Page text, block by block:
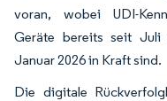
voran, wobei UDI-
Geräte bereits seit Juli
Januar 2026 in Kraft sind.
Die digitale